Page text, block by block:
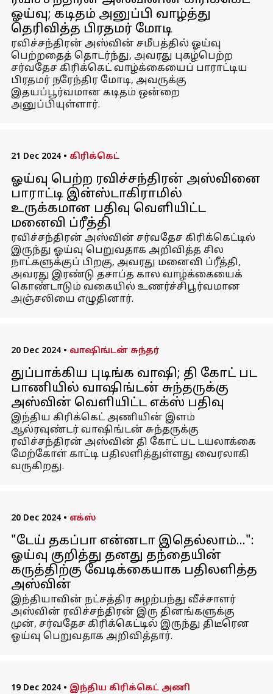
ஓய்வு; கடிதம் அனுப்பி வாழ்த்து
தெரிவித்த பிரதமர் மோடி
ரவிச்சந்திரன் அஸ்வின் சமீபத்தில் ஓய்வு
பெற்றதைத் தொடர்ந்து, அவரது புகழ்பெற்ற
சர்வதேச கிரிக்கெட் வாழ்க்கையைப் பாராட்டிய
பிரதமர் நரேந்திர மோடி, அவருக்கு
இதயப்பூர்வமான கடிதம் ஒன்றை
அனுப்பியுள்ளார்.
21 Dec 2024 • கிரிக்கெட்
ஓய்வு பெற்ற ரவிச்சந்திரன் அஸ்வினை
பாராட்டி இன்ஸ்டாகிராமில்
உருக்கமான பதிவு வெளியிட்ட
மனைவி ப்ரீத்தி
ரவிச்சந்திரன் அஸ்வின் சர்வதேச கிரிக்கெட்டில்
இருந்து ஓய்வு பெறுவதாக அறிவித்த சில
நாட்களுக்குப் பிறகு, அவரது மனைவி ப்ரீத்தி,
அவரது இரண்டு தசாப்த கால வாழ்க்கையைக்
கொண்டாடும் வகையில் உணர்ச்சிபூர்வமான
அஞ்சலியை எழுதினார்.
20 Dec 2024 • வாஷிங்டன் சுந்தர்
துப்பாக்கிய புடிங்க வாஷி; தி கோட் பட
பாணியில் வாஷிங்டன் சுந்தருக்கு
அஸ்வின் வெளியிட்ட எக்ஸ் பதிவு
இந்திய கிரிக்கெட் அணியின் இளம்
ஆல்ரவுண்டர் வாஷிங்டன் சுந்தருக்கு
ரவிச்சந்திரன் அஸ்வின் தி கோட் பட டயலாக்கை
மேற்கோள் காட்டி பதிலளித்துள்ளது வைரலாகி
வருகிறது.
20 Dec 2024 • எக்ஸ்
"டேய் தகப்பா என்னடா இதெல்லாம்...":
ஓய்வு குறித்து தனது தந்தையின்
கருத்திற்கு வேடிக்கையாக பதிலளித்த
அஸ்வின்
இந்தியாவின் நட்சத்திர சுழற்பந்து வீச்சாளர்
அஸ்வின் ரவிச்சந்திரன் இரு தினங்களுக்கு
முன், சர்வதேச கிரிக்கெட்டில் இருந்து திடீரென
ஓய்வு பெறுவதாக அறிவித்தார்.
19 Dec 2024 • இந்திய கிரிக்கெட் அணி